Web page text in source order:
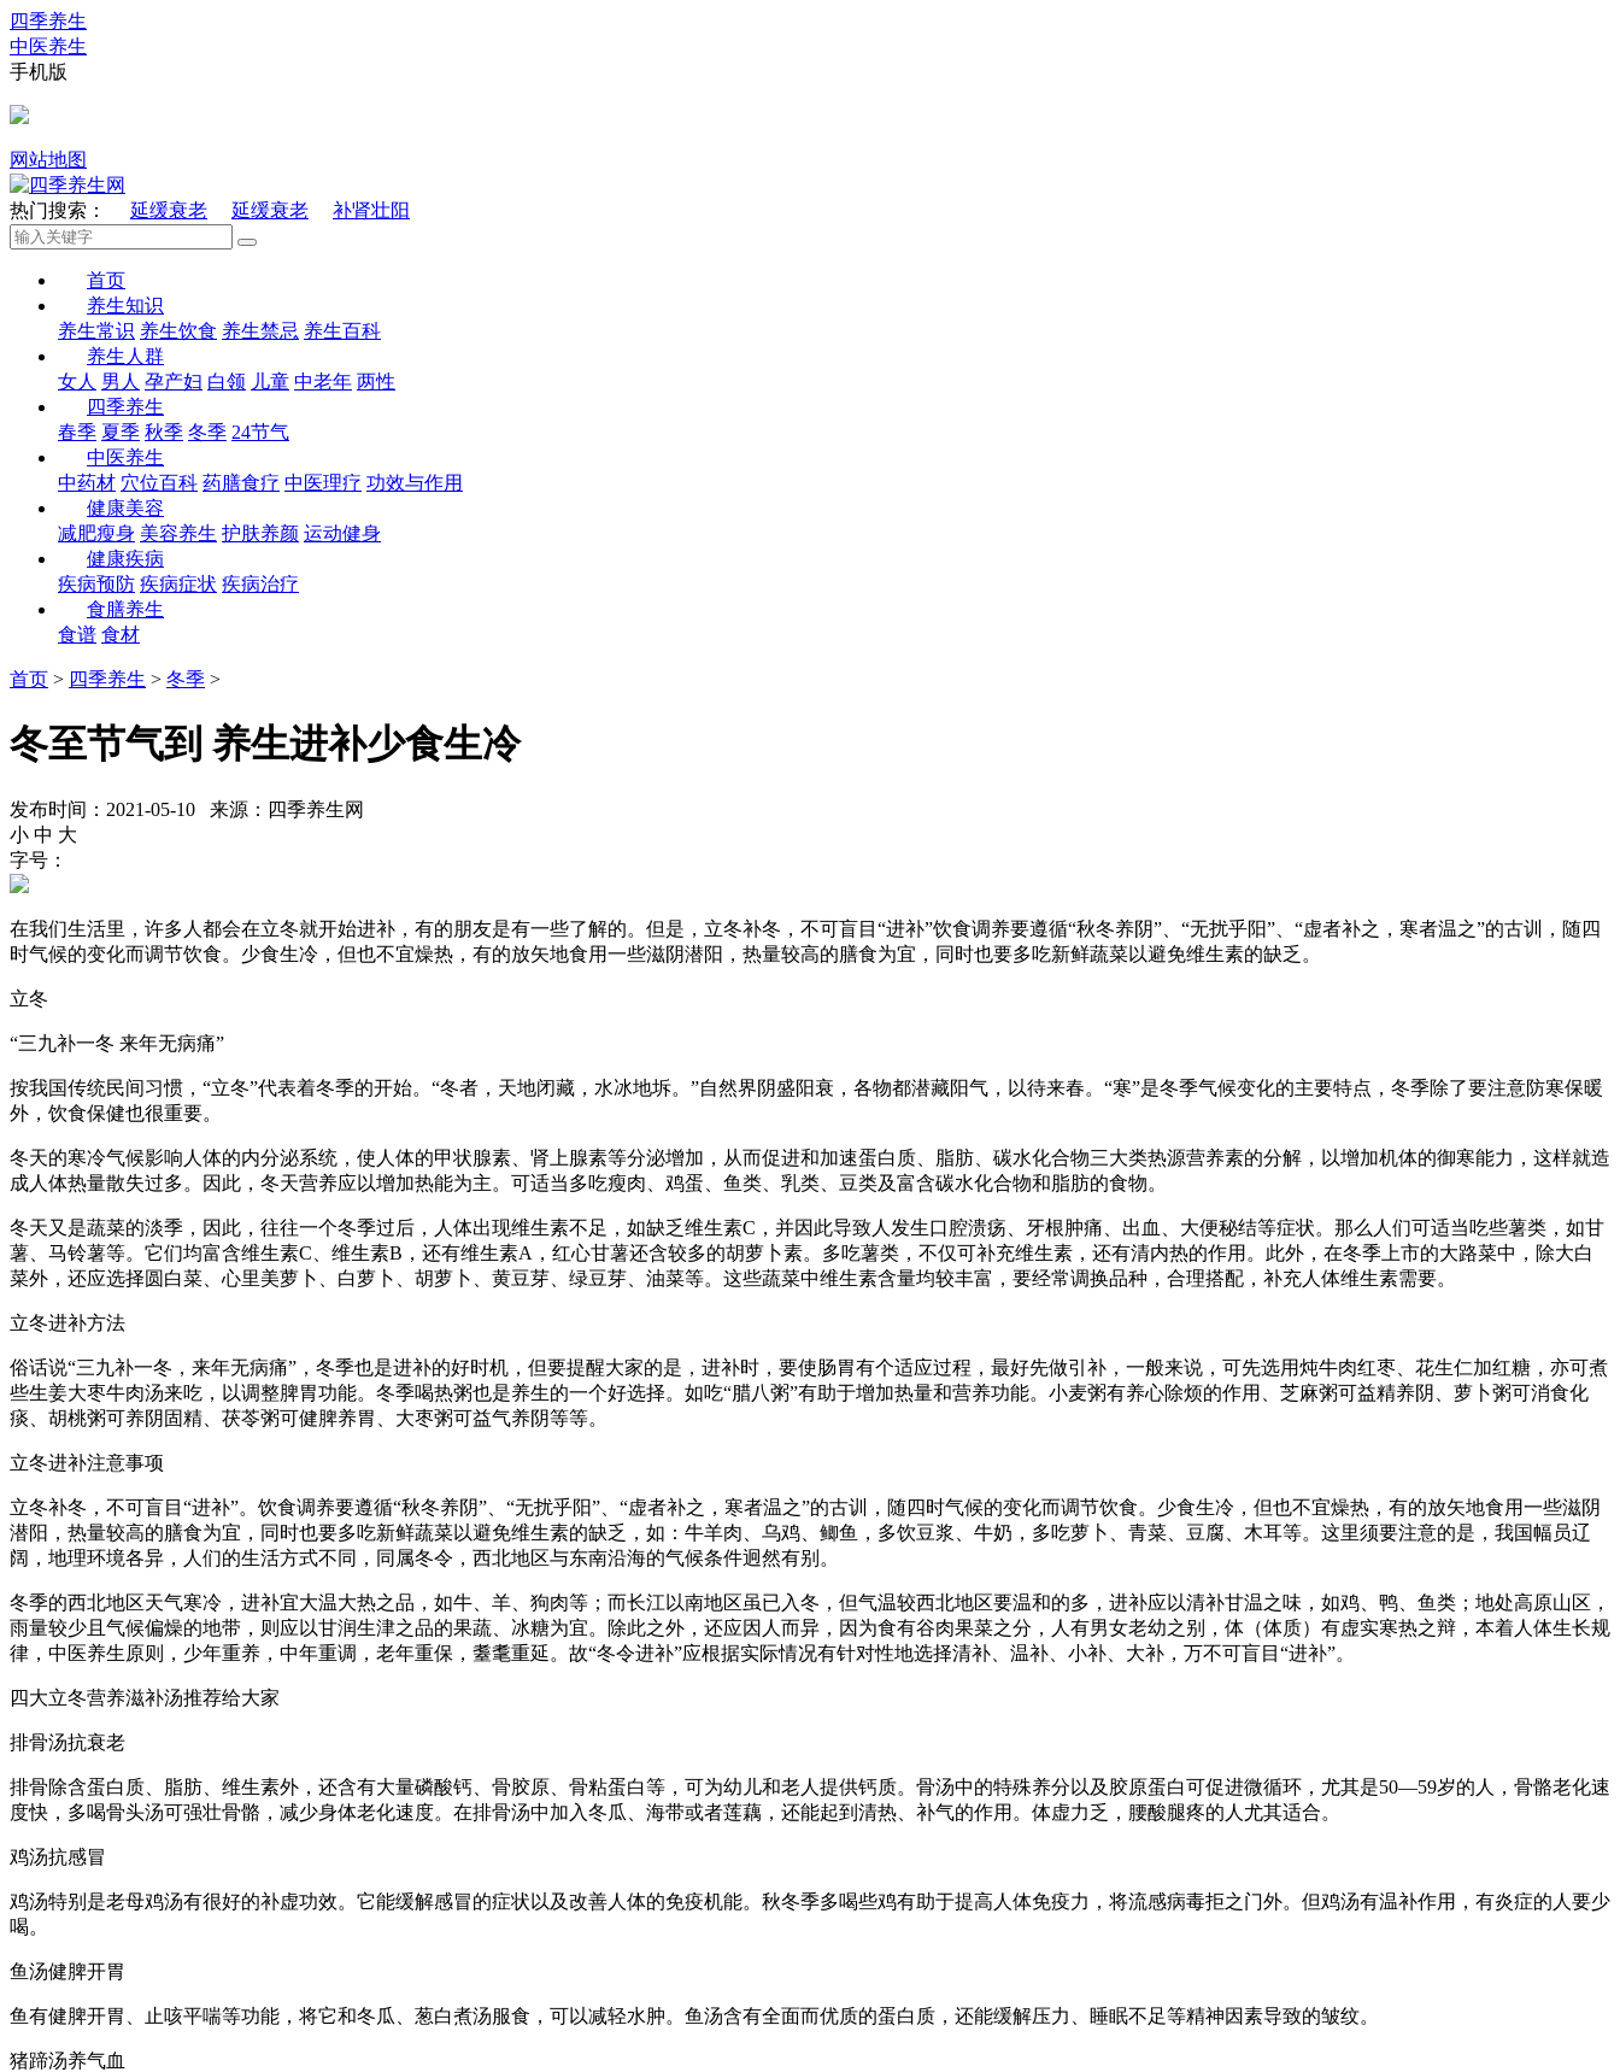
四季养生
中医养生
手机版
网站地图
热门搜索： 延缓衰老 延缓衰老 补肾壮阳
首页
养生知识
养生常识 养生饮食 养生禁忌 养生百科
养生人群
女人 男人 孕产妇 白领 儿童 中老年 两性
四季养生
春季 夏季 秋季 冬季 24节气
中医养生
中药材 穴位百科 药膳食疗 中医理疗 功效与作用
健康美容
减肥瘦身 美容养生 护肤养颜 运动健身
健康疾病
疾病预防 疾病症状 疾病治疗
食膳养生
食谱 食材
首页 > 四季养生 > 冬季 >
冬至节气到 养生进补少食生冷
发布时间：2021-05-10 来源：四季养生网
小 中 大
字号：
在我们生活里，许多人都会在立冬就开始进补，有的朋友是有一些了解的。但是，立冬补冬，不可盲目“进补”饮食调养要遵循“秋冬养阴”、“无扰乎阳”、“虚者补之，寒者温之”的古训，随四
时气候的变化而调节饮食。少食生冷，但也不宜燥热，有的放矢地食用一些滋阴潜阳，热量较高的膳食为宜，同时也要多吃新鲜蔬菜以避免维生素的缺乏。
立冬
“三九补一冬 来年无病痛”
按我国传统民间习惯，“立冬”代表着冬季的开始。“冬者，天地闭藏，水冰地坼。”自然界阴盛阳衰，各物都潜藏阳气，以待来春。“寒”是冬季气候变化的主要特点，冬季除了要注意防寒保暖
外，饮食保健也很重要。
冬天的寒冷气候影响人体的内分泌系统，使人体的甲状腺素、肾上腺素等分泌增加，从而促进和加速蛋白质、脂肪、碳水化合物三大类热源营养素的分解，以增加机体的御寒能力，这样就造
成人体热量散失过多。因此，冬天营养应以增加热能为主。可适当多吃瘦肉、鸡蛋、鱼类、乳类、豆类及富含碳水化合物和脂肪的食物。
冬天又是蔬菜的淡季，因此，往往一个冬季过后，人体出现维生素不足，如缺乏维生素C，并因此导致人发生口腔溃疡、牙根肿痛、出血、大便秘结等症状。那么人们可适当吃些薯类，如甘
薯、马铃薯等。它们均富含维生素C、维生素B，还有维生素A，红心甘薯还含较多的胡萝卜素。多吃薯类，不仅可补充维生素，还有清内热的作用。此外，在冬季上市的大路菜中，除大白
菜外，还应选择圆白菜、心里美萝卜、白萝卜、胡萝卜、黄豆芽、绿豆芽、油菜等。这些蔬菜中维生素含量均较丰富，要经常调换品种，合理搭配，补充人体维生素需要。
立冬进补方法
俗话说“三九补一冬，来年无病痛”，冬季也是进补的好时机，但要提醒大家的是，进补时，要使肠胃有个适应过程，最好先做引补，一般来说，可先选用炖牛肉红枣、花生仁加红糖，亦可煮
些生姜大枣牛肉汤来吃，以调整脾胃功能。冬季喝热粥也是养生的一个好选择。如吃“腊八粥”有助于增加热量和营养功能。小麦粥有养心除烦的作用、芝麻粥可益精养阴、萝卜粥可消食化
痰、胡桃粥可养阴固精、茯苓粥可健脾养胃、大枣粥可益气养阴等等。
立冬进补注意事项
立冬补冬，不可盲目“进补”。饮食调养要遵循“秋冬养阴”、“无扰乎阳”、“虚者补之，寒者温之”的古训，随四时气候的变化而调节饮食。少食生冷，但也不宜燥热，有的放矢地食用一些滋阴
潜阳，热量较高的膳食为宜，同时也要多吃新鲜蔬菜以避免维生素的缺乏，如：牛羊肉、乌鸡、鲫鱼，多饮豆浆、牛奶，多吃萝卜、青菜、豆腐、木耳等。这里须要注意的是，我国幅员辽
阔，地理环境各异，人们的生活方式不同，同属冬令，西北地区与东南沿海的气候条件迥然有别。
冬季的西北地区天气寒冷，进补宜大温大热之品，如牛、羊、狗肉等；而长江以南地区虽已入冬，但气温较西北地区要温和的多，进补应以清补甘温之味，如鸡、鸭、鱼类；地处高原山区，
雨量较少且气候偏燥的地带，则应以甘润生津之品的果蔬、冰糖为宜。除此之外，还应因人而异，因为食有谷肉果菜之分，人有男女老幼之别，体（体质）有虚实寒热之辩，本着人体生长规
律，中医养生原则，少年重养，中年重调，老年重保，耋耄重延。故“冬令进补”应根据实际情况有针对性地选择清补、温补、小补、大补，万不可盲目“进补”。
四大立冬营养滋补汤推荐给大家
排骨汤抗衰老
排骨除含蛋白质、脂肪、维生素外，还含有大量磷酸钙、骨胶原、骨粘蛋白等，可为幼儿和老人提供钙质。骨汤中的特殊养分以及胶原蛋白可促进微循环，尤其是50—59岁的人，骨骼老化速
度快，多喝骨头汤可强壮骨骼，减少身体老化速度。在排骨汤中加入冬瓜、海带或者莲藕，还能起到清热、补气的作用。体虚力乏，腰酸腿疼的人尤其适合。
鸡汤抗感冒
鸡汤特别是老母鸡汤有很好的补虚功效。它能缓解感冒的症状以及改善人体的免疫机能。秋冬季多喝些鸡有助于提高人体免疫力，将流感病毒拒之门外。但鸡汤有温补作用，有炎症的人要少
喝。
鱼汤健脾开胃
鱼有健脾开胃、止咳平喘等功能，将它和冬瓜、葱白煮汤服食，可以减轻水肿。鱼汤含有全面而优质的蛋白质，还能缓解压力、睡眠不足等精神因素导致的皱纹。
猪蹄汤养气血